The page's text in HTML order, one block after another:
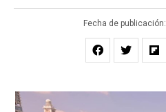
Fecha de publicación: